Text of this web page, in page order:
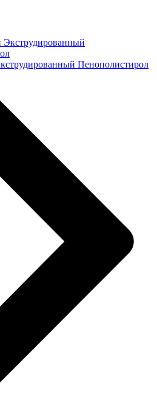
Пенополистирол